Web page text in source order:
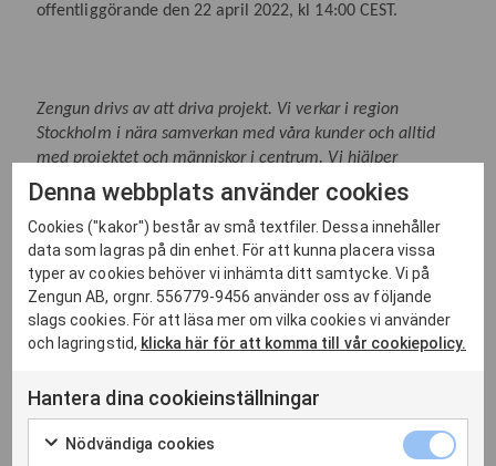
offentliggörande den 22 april 2022, kl 14:00 CEST.
Zengun drivs av att driva projekt. Vi verkar i region
Stockholm i nära samverkan med våra kunder och alltid
med projektet och människor i centrum. Vi hjälper
fastighetsägare att förädla sitt fastighetsbestånd, genom
att i varje projekt erbjuda kunskap och kompetens som
samverkans- och hållbarhetspartner under projektets hela
livslängd. Vi bygger kommersiella fastigheter blandat med
utvalda samhällsfastigheter och bostadsprojekt. Vi arbetar
långsiktigt för våra medarbetare, kunder, omgivning och
utvecklas ständigt för att göra varje projekt till ett
referensprojekt. 2021 omsatte Zengun cirka 1,8 miljarder
Dokument och länkar
Denna webbplats använder cookies
Cookies ("kakor") består av små textfiler. Dessa innehåller
data som lagras på din enhet. För att kunna placera vissa
typer av cookies behöver vi inhämta ditt samtycke. Vi på
Zengun AB, orgnr. 556779-9456 använder oss av följande
slags cookies. För att läsa mer om vilka cookies vi använder
och lagringstid, klicka här för att komma till vår cookiepolicy.
Hantera dina cookieinställningar
Nödvändiga cookies